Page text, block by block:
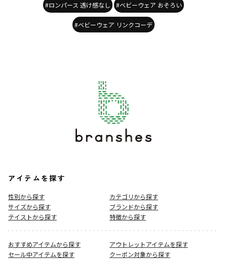
#ロンパース 透け感なし #ベビーウェア おそろい
#ベビーウェア リンクコーデ
アイテムを探す
性別から探す
カテゴリから探す
サイズから探す
ブランドから探す
テイストから探す
特徴から探す
おすすめアイテムから探す
アウトレットアイテムを探す
セール中アイテムを探す
クーポン対象から探す